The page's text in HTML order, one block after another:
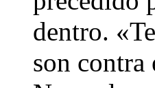
dentro.
son contra